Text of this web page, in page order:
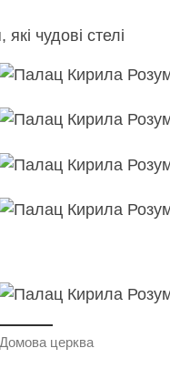
чудові стелі
Домова церква